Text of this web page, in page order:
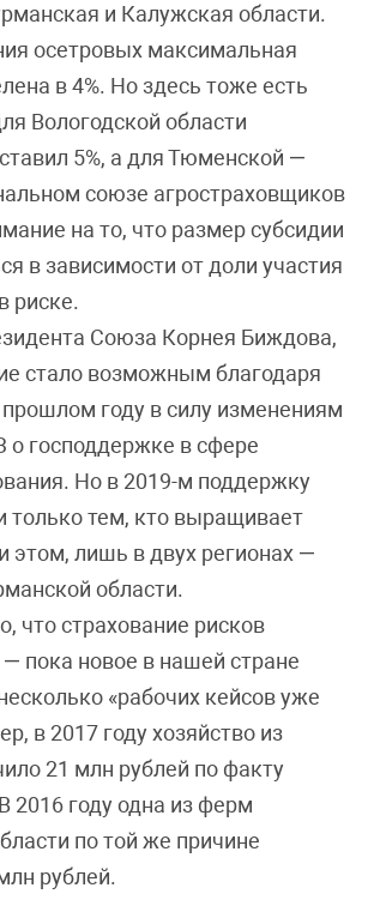
и Калужская области.
осетровых максимальная
в 4%. Но здесь тоже есть
Вологодской области
5%, а для Тюменской —
союзе агростраховщиков
на то, что размер субсидии
в зависимости от доли участия
риске.
Союза Корнея Биждова,
стало возможным благодаря
году в силу изменениям
о господдержке в сфере
Но в 2019-м поддержку
только тем, кто выращивает
этом, лишь в двух регионах —
области.
что страхование рисков
пока новое в нашей стране
«рабочих кейсов уже
в 2017 году хозяйство из
21 млн рублей по факту
2016 году одна из ферм
по той же причине
рублей.